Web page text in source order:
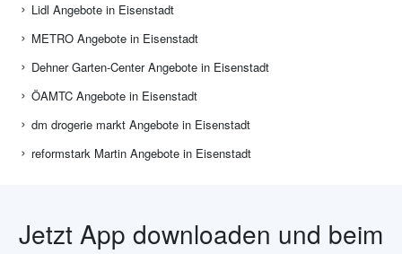
Lidl Angebote in Eisenstadt
METRO Angebote in Eisenstadt
Dehner Garten-Center Angebote in Eisenstadt
ÖAMTC Angebote in Eisenstadt
dm drogerie markt Angebote in Eisenstadt
reformstark Martin Angebote in Eisenstadt
Jetzt App downloaden und beim